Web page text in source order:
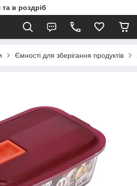
в роздріб
Ємності для зберігання продуктів